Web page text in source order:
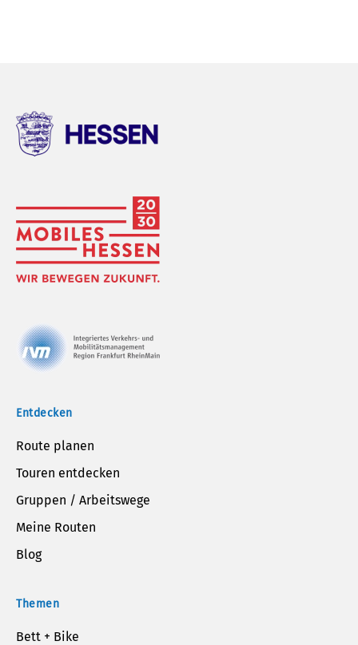
Entdecken
Route planen
Touren entdecken
Gruppen / Arbeitswege
Meine Routen
Blog
Themen
Bett + Bike